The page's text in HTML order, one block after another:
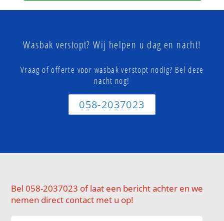
Wasbak verstopt? Wij helpen u dag en nacht!
Vraag of offerte voor wasbak verstopt nodig? Bel deze
nacht nog!
058-2037023
Bel 058-2037023 of laat een bericht achter en we
nemen direct contact met u op!